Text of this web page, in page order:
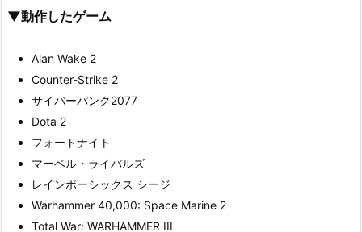
▼動作したゲーム
Alan Wake 2
Counter-Strike 2
サイバーパンク2077
Dota 2
フォートナイト
マーベル・ライバルズ
レインボーシックス シージ
Warhammer 40,000: Space Marine 2
Total War: WARHAMMER III